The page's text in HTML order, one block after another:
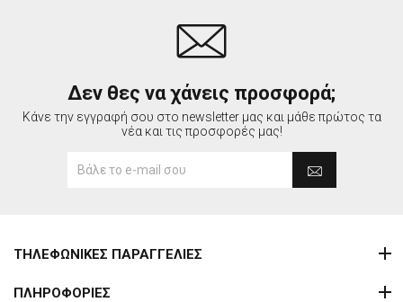
Δεν θες να χάνεις προσφορά;
Κάνε την εγγραφή σου στο newsletter μας και μάθε πρώτος τα
νέα και τις προσφορές μας!
ΤΗΛΕΦΩΝΙΚΕΣ ΠΑΡΑΓΓΕΛΙΕΣ
ΠΛΗΡΟΦΟΡΙΕΣ